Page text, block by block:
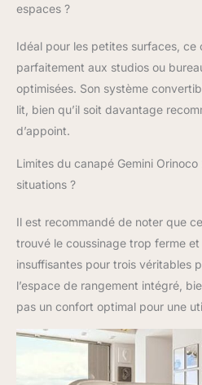
espaces ?
Idéal pour les petites surfaces, ce
parfaitement aux studios ou
optimisées. Son système
lit, bien qu’il soit davantage
d’appoint.
Limites du canapé Gemini
situations ?
Il est recommandé de noter que
trouvé le coussinage trop ferme et
insuffisantes pour trois véritables
l’espace de rangement intégré,
pas un confort optimal pour une